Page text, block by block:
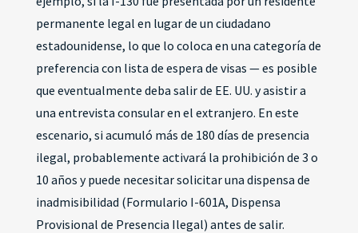
permanente legal en lugar de un ciudadano
estadounidense, lo que lo coloca en una categoría de
preferencia con lista de espera de visas — es posible
que eventualmente deba salir de EE. UU. y asistir a
una entrevista consular en el extranjero. En este
escenario, si acumuló más de 180 días de presencia
ilegal, probablemente activará la prohibición de 3 o
10 años y puede necesitar solicitar una dispensa de
inadmisibilidad (Formulario I-601A, Dispensa
Provisional de Presencia Ilegal) antes de salir.